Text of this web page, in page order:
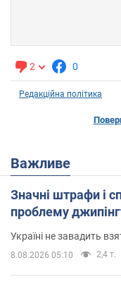
2 0
Редакційна політика
Важливе
Значні штрафи і
проблему
Україні не завадить
8.08.2026 05:10 2,4 т.